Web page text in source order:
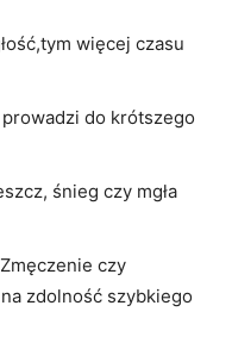
więcej ⁢czasu
do krótszego
śnieg czy mgła
‍Zmęczenie‍ czy
zdolność szybkiego